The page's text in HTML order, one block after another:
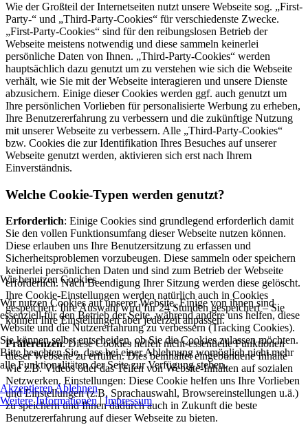
Wie der Großteil der Internetseiten nutzt unsere Webseite sog. „First-
Party-“ und „Third-Party-Cookies“ für verschiedenste Zwecke.
„First-Party-Cookies“ sind für den reibungslosen Betrieb der
Webseite meistens notwendig und diese sammeln keinerlei
persönliche Daten von Ihnen. „Third-Party-Cookies“ werden
hauptsächlich dazu genutzt um zu verstehen wie sich die Webseite
verhält, wie Sie mit der Webseite interagieren und unsere Dienste
abzusichern. Einige dieser Cookies werden ggf. auch genutzt um
Ihre persönlichen Vorlieben für personalisierte Werbung zu erheben,
Ihre Benutzererfahrung zu verbessern und die zukünftige Nutzung
mit unserer Webseite zu verbessern. Alle „Third-Party-Cookies“
bzw. Cookies die zur Identifikation Ihres Besuches auf unserer
Webseite genutzt werden, aktivieren sich erst nach Ihrem
Einverständnis.
Welche Cookie-Typen werden genutzt?
Erforderlich: Einige Cookies sind grundlegend erforderlich damit
Sie den vollen Funktionsumfang dieser Webseite nutzen können.
Diese erlauben uns Ihre Benutzersitzung zu erfassen und
Sicherheitsproblemen vorzubeugen. Diese sammeln oder speichern
keinerlei persönlichen Daten und sind zum Betrieb der Webseite
erforderlich. Nach Beendigung Ihrer Sitzung werden diese gelöscht.
Ihre Cookie-Einstellungen werden natürlich auch in Cookies
gespeichert. Ihre Auswahl wird für 24 Stunden gespeichert – Sie
können Ihre Einstellungen aber jederzeit anpassen.
Präferenzen: Diese Cookies helfen nicht-essentielle Funktionen
dieser Webseite zu erfüllen. Dies beinhaltet eingebundene Inhalte
wie z.B. Videos oder das Teilen von Website-Inhalten auf sozialen
Netzwerken. Einstellungen: Diese Cookie helfen uns Ihre Vorlieben
und Einstellungen (z.B. Sprachauswahl, Browsereinstellungen u.ä.)
zu speichern und Ihnen dadurch auch in Zukunft die beste
Benutzererfahrung auf dieser Webseite zu bieten.
Wir benutzen Cookies
Wir nutzen Cookies auf unserer Website. Einige von ihnen sind
essenziell für den Betrieb der Seite, während andere uns helfen, diese
Website und die Nutzererfahrung zu verbessern (Tracking Cookies).
Sie können selbst entscheiden, ob Sie die Cookies zulassen möchten.
Bitte beachten Sie, dass bei einer Ablehnung womöglich nicht mehr
alle Funktionalitäten der Seite zur Verfügung stehen.
AkzeptierenAblehnen
Weitere Informationen|Impressum